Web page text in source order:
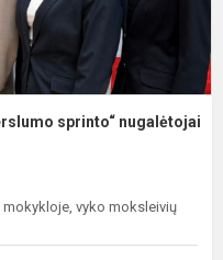
sprinto“ nugalėtojai
vyko moksleivių